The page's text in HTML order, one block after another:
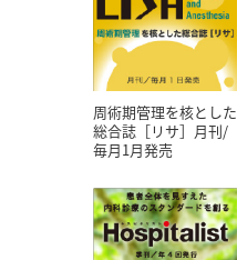
周術期管理を核とした
総合誌［リサ］月刊/
毎月1月発売